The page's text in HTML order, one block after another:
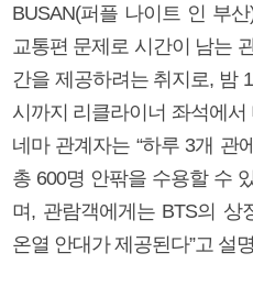
BUSAN(퍼플 나이트 인 부산
교통편 문제로 시간이 남는
간을 제공하려는 취지로, 밤
시까지 리클라이너 좌석에
네마 관계자는 “하루 3개 관
총 600명 안팎을 수용할 수
며, 관람객에게는 BTS의 상
온열 안대가 제공된다”고 설